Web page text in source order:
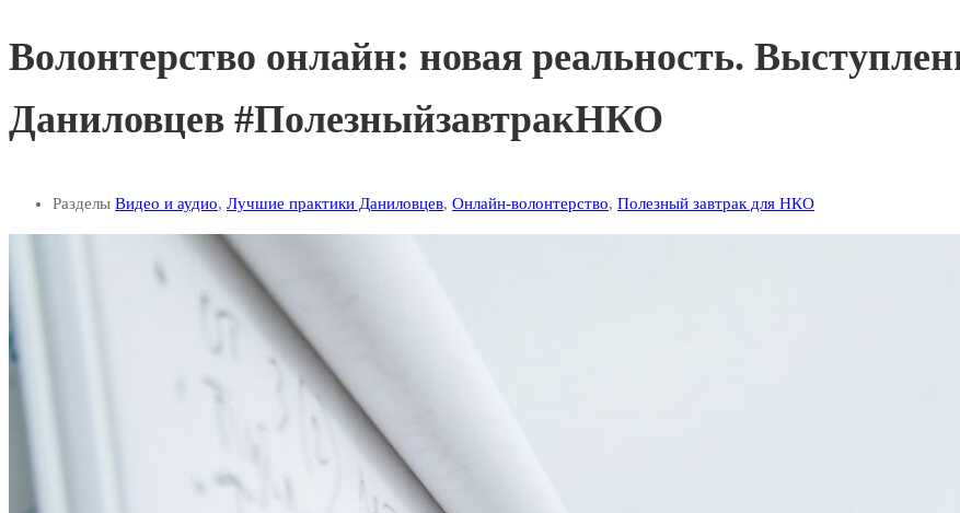
Волонтерство онлайн: новая реальность.
Даниловцев #ПолезныйзавтракНКО
Разделы Видео и аудио, Лучшие практики Даниловцев, Онлайн-волонтерство, Полезный завтрак для НКО